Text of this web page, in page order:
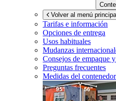
Volver al menú
Tarifas e información
Opciones de entrega
Usos habituales
Mudanzas
Consejos de empaque
Preguntas frecuentes
Medidas del contenedor